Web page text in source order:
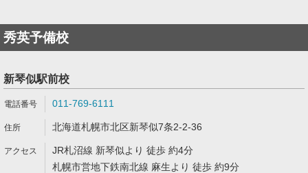
秀英予備校
新琴似駅前校
011-769-6111
北海道札幌市北区新琴似7条2-2-36
JR札沼線 新琴似より 徒歩 約4分
札幌市営地下鉄南北線 麻生より 徒歩 約9分